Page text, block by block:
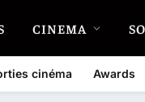
CINEMA
cinéma Awards